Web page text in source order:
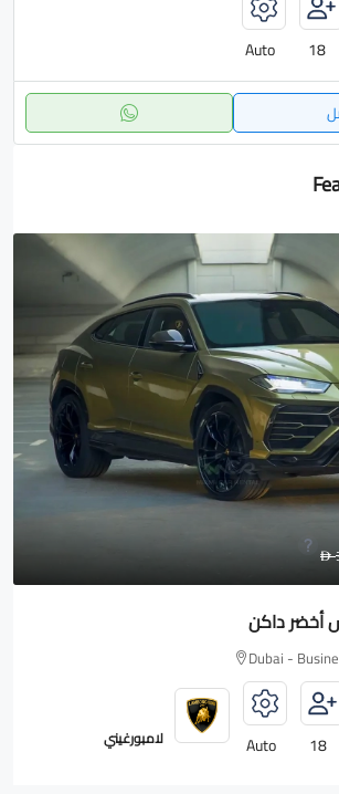
18
Auto
D
Dubai -
18
Auto رولزرويس